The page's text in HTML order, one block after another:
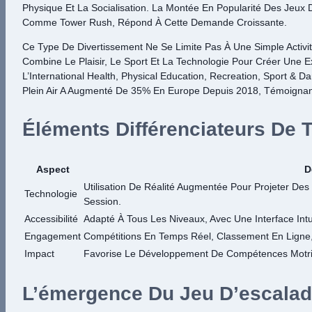
Physique Et La Socialisation. La Montée En Popularité Des Jeux
Comme Tower Rush, Répond À Cette Demande Croissante.
Ce Type De Divertissement Ne Se Limite Pas À Une Simple
Combine Le Plaisir, Le Sport Et La Technologie Pour Créer Une
L’International Health, Physical Education, Recreation, Sport &
Plein Air A Augmenté De 35% En Europe Depuis 2018,
Éléments Différenciateurs De
Aspect
Technologie
Utilisation De Réalité Augmentée Pour Projeter
Session.
Accessibilité Adapté À Tous Les Niveaux, Avec Une Interface
Engagement Compétitions En Temps Réel, Classement En
Impact
Favorise Le Développement De Compétences
L’émergence Du Jeu